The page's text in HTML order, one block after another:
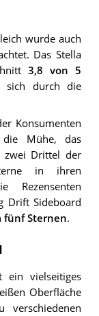
wurde auch
Das Stella
3,8 von 5
sich durch die
Konsumenten
Mühe, das
zwei Drittel der
in ihren
Rezensenten
Drift Sideboard
fünf Sternen.
ein vielseitiges
Oberfläche